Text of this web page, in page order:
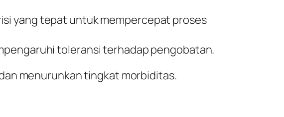
yang tepat untuk mempercepat proses
toleransi terhadap pengobatan.
menurunkan tingkat morbiditas.